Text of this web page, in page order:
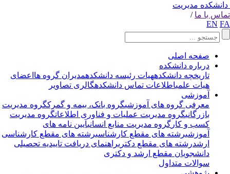
مدیریت
با ما /
EN
صفحه اصلی
درباره دانشکده
تاریخچه دانشکدههیات رئیسه دانشکدهمدیران گروه هااعضای
هیات علمیاطلاعات تماس دانشکدهگالری تصاویر
آموزشی
معرفی گروه های آموزشیگروه بانک، بیمه و گمرک گروه مدیریت
بازرگانیگروه مدیریت عملیات و فناوری اطلاعاتگروه مدیریت
کسب و کارگروه مدیریت منابع انسانیآیین نامه های
آموزشیرشته های مقطع کارشناسیرشته های مقطع کارشناسی
ارشدرشته های مقطع دکتریراهنمای دریافت تاییدیه تحصیلی
دانشجویان مقطع ارشد و دکتری
سوالات متداول